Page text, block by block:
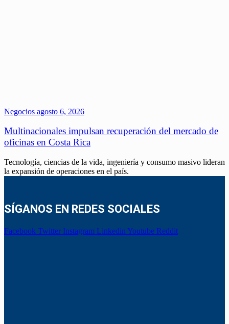
Negocios agosto 6, 2026
Multinacionales impulsan recuperación del mercado de
oficinas en Costa Rica
Tecnología, ciencias de la vida, ingeniería y consumo masivo lideran
la expansión de operaciones en el país.
SÍGANOS EN REDES SOCIALES
Facebook Twitter Instagram Linkedin Youtube Reddit